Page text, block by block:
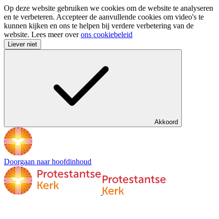
Op deze website gebruiken we cookies om de website te analyseren
en te verbeteren. Accepteer de aanvullende cookies om video's te
kunnen kijken en ons te helpen bij verdere verbetering van de
website. Lees meer overons cookiebeleid
Liever niet
Akkoord
Doorgaan naar hoofdinhoud